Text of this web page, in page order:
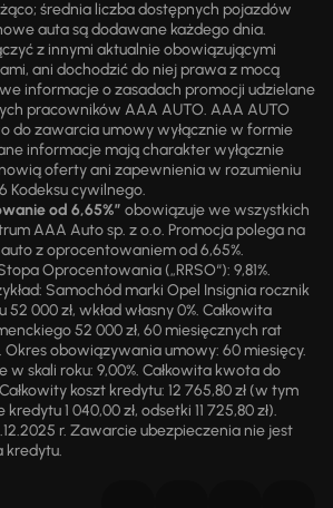
średnia liczba dostępnych pojazdów
auta są dodawane każdego dnia.
z innymi aktualnie obowiązującymi
ani dochodzić do niej prawa z mocą
informacje o zasadach promocji udzielane
pracowników AAA AUTO. AAA AUTO
do zawarcia umowy wyłącznie w formie
informacje mają charakter wyłącznie
oferty ani zapewnienia w rozumieniu
Kodeksu cywilnego.
od 6,65%” obowiązuje we wszystkich
AAA Auto sp. z o.o. Promocja polega na
z oprocentowaniem od 6,65%.
Oprocentowania („RRSO“): 9,81%.
Samochód marki Opel Insignia rocznik
000 zł, wkład własny 0%. Całkowita
52 000 zł, 60 miesięcznych rat
Okres obowiązywania umowy: 60 miesięcy.
w skali roku: 9,00%. Całkowita kwota do
koszt kredytu: 12 765,80 zł (w tym
1 040,00 zł, odsetki 11 725,80 zł).
r. Zawarcie ubezpieczenia nie jest
kredytu.